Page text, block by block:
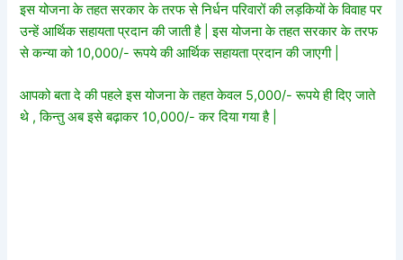
इस योजना के तहत सरकार के तरफ से निर्धन परिवारों की लड़कियों के विवाह पर
उन्हें आर्थिक सहायता प्रदान की जाती है | इस योजना के तहत सरकार के तरफ
से कन्या को 10,000/- रूपये की आर्थिक सहायता प्रदान की जाएगी |
आपको बता दे की पहले इस योजना के तहत केवल 5,000/- रूपये ही दिए जाते
थे , किन्तु अब इसे बढ़ाकर 10,000/- कर दिया गया है |